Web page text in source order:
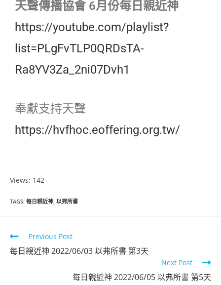
天聲傳播協會 6月份每日親近神
https://youtube.com/playlist?
list=PLgFvTLP0QRDsTA-
Ra8YV3Za_2ni07Dvh1
奉獻支持天聲
https://hvfhoc.eoffering.org.tw/
Views: 142
TAGS: 每日親近神, 以弗所書
Previous Post
每日親近神 2022/06/03 以弗所書 第3天
Next Post
每日親近神 2022/06/05 以弗所書 第5天